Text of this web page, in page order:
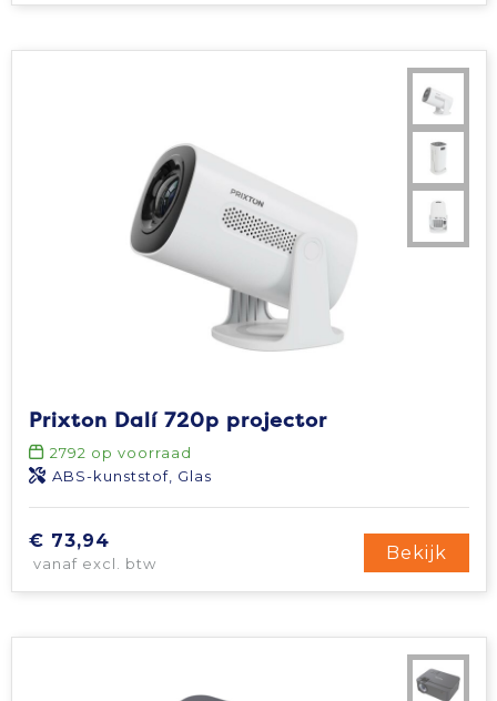
Prixton Dalí 720p projector
2792 op voorraad
ABS-kunststof, Glas
€ 73,94
vanaf excl. btw
Bekijk